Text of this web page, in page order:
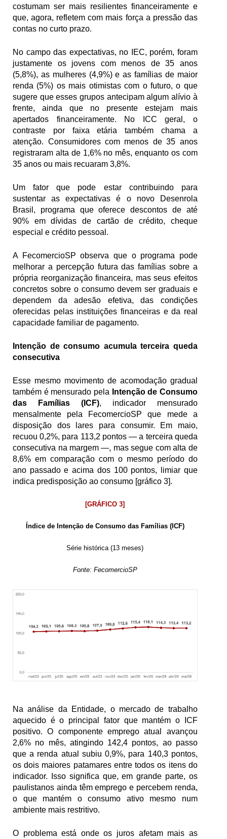
costumam ser mais resilientes financeiramente e
que, agora, refletem com mais força a pressão das
contas no curto prazo.
No campo das expectativas, no IEC, porém, foram
justamente os jovens com menos de 35 anos
(5,8%), as mulheres (4,9%) e as famílias de maior
renda (5%) os mais otimistas com o futuro, o que
sugere que esses grupos antecipam algum alívio à
frente, ainda que no presente estejam mais
apertados financeiramente. No ICC geral, o
contraste por faixa etária também chama a
atenção. Consumidores com menos de 35 anos
registraram alta de 1,6% no mês, enquanto os com
35 anos ou mais recuaram 3,8%.
Um fator que pode estar contribuindo para
sustentar as expectativas é o novo Desenrola
Brasil, programa que oferece descontos de até
90% em dívidas de cartão de crédito, cheque
especial e crédito pessoal.
A FecomercioSP observa que o programa pode
melhorar a percepção futura das famílias sobre a
própria reorganização financeira, mas seus efeitos
concretos sobre o consumo devem ser graduais e
dependem da adesão efetiva, das condições
oferecidas pelas instituições financeiras e da real
capacidade familiar de pagamento.
Intenção de consumo acumula terceira queda
consecutiva
Esse mesmo movimento de acomodação gradual
também é mensurado pela
Intenção de Consumo
das Famílias (ICF), indicador mensurado
mensalmente pela FecomercioSP que mede a
disposição dos lares para consumir. Em maio,
recuou 0,2%, para 113,2 pontos — a terceira queda
consecutiva na margem —, mas segue com alta de
8,6% em comparação com o mesmo período do
ano passado e acima dos 100 pontos, limiar que
indica predisposição ao consumo [gráfico 3].
[GRÁFICO 3]
Índice de Intenção de Consumo das Famílias (ICF)
Série histórica (13 meses)
Fonte: FecomercioSP
Na análise da Entidade, o mercado de trabalho
aquecido é o principal fator que mantém o ICF
positivo. O componente emprego atual avançou
2,6% no mês, atingindo 142,4 pontos, ao passo
que a renda atual subiu 0,9%, para 140,3 pontos,
os dois maiores patamares entre todos os itens do
indicador. Isso significa que, em grande parte, os
paulistanos ainda têm emprego e percebem renda,
o que mantém o consumo ativo mesmo num
ambiente mais restritivo.
O problema está onde os juros afetam mais as